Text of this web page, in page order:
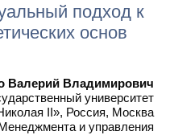
подход к
основ
Валерий Владимирович
университет
II», Россия, Москва
и управления